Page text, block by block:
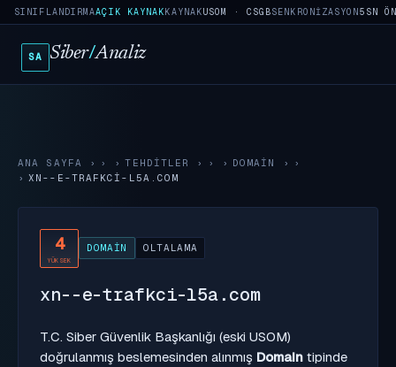
SINIFLANDIRMAAÇIK KAYNAKKAYNAKUSOM · CSGBSENKRONIZASYON5SN
SA Siber/Analiz
ANA SAYFA › TEHDITLER › DOMAIN
›
XN--E-TRAFKCI-L5A.COM
4
YÜKSEK
DOMAIN OLTALAMA
xn--e-trafkci-l5a.com
T.C. Siber Güvenlik Başkanlığı (eski USOM)
doğrulanmış beslemesinden alınmış Domain tipinde